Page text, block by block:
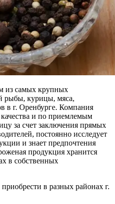
из самых крупных
рыбы, курицы, мяса,
в г. Оренбурге. Компания
и по приемлемым
за счет заключения прямых
постоянно исследует
и знает предпочтения
продукция хранится
в собственных
в разных районах г.